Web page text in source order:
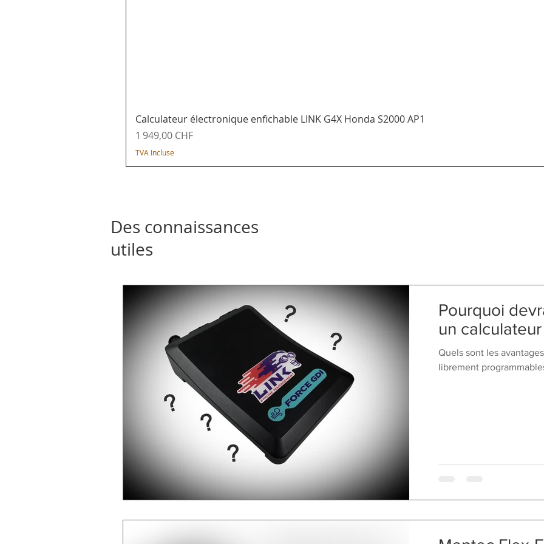
Aperçu rapide
Calculateur électronique enfichable LINK G4X Honda S2000 AP1
Prix
1 949,00 CHF
TVA Incluse
Des connaissances
utiles
Pourquoi
un
Quels sont les
librement